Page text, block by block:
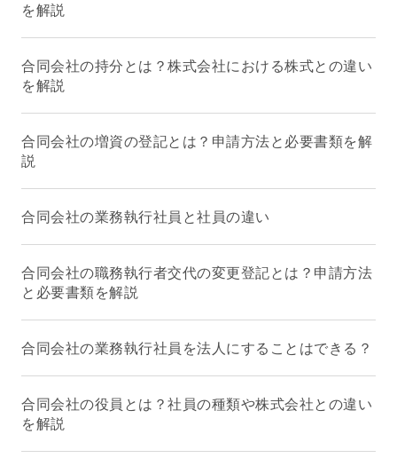
を解説
合同会社の持分とは？株式会社における株式との違い
を解説
合同会社の増資の登記とは？申請方法と必要書類を解
説
合同会社の業務執行社員と社員の違い
合同会社の職務執行者交代の変更登記とは？申請方法
と必要書類を解説
合同会社の業務執行社員を法人にすることはできる？
合同会社の役員とは？社員の種類や株式会社との違い
を解説